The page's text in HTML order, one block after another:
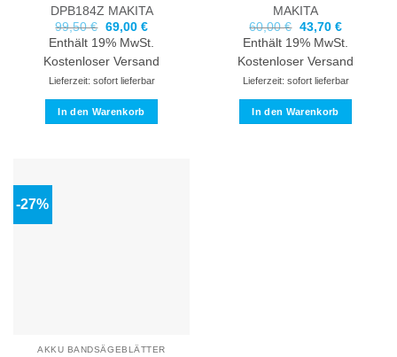
DPB184Z MAKITA
99,50€ Ursprünglicher
Preis
war:
99,50 €
69,00 €Aktueller
Preis
ist:
69,00 €.
Enthält 19% MwSt.
Kostenloser Versand
Lieferzeit: sofort lieferbar
In den Warenkorb
MAKITA
60,00€ Ursprünglicher
Preis
war:
60,00 €
43,70 €Aktueller
Preis
ist:
43,70 €.
Enthält 19% MwSt.
Kostenloser Versand
Lieferzeit: sofort lieferbar
In den Warenkorb
-27%
AKKU BANDSÄGEBLÄTTER